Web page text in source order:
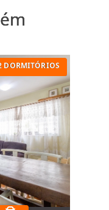
São Paulo na
DORMITÓRIOS